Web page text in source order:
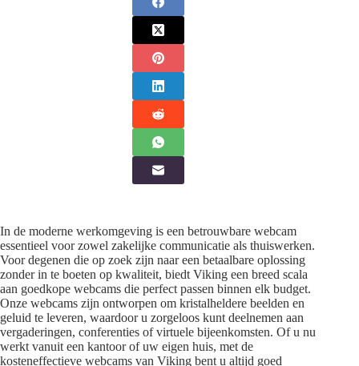
In de moderne werkomgeving is een betrouwbare webcam
essentieel voor zowel zakelijke communicatie als thuiswerken.
Voor degenen die op zoek zijn naar een betaalbare oplossing
zonder in te boeten op kwaliteit, biedt Viking een breed scala
aan goedkope webcams die perfect passen binnen elk budget.
Onze webcams zijn ontworpen om kristalheldere beelden en
geluid te leveren, waardoor u zorgeloos kunt deelnemen aan
vergaderingen, conferenties of virtuele bijeenkomsten. Of u nu
werkt vanuit een kantoor of uw eigen huis, met de
kosteneffectieve webcams van Viking bent u altijd goed